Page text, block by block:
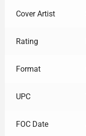
Cover Artist
Rating
Format
UPC
FOC Date